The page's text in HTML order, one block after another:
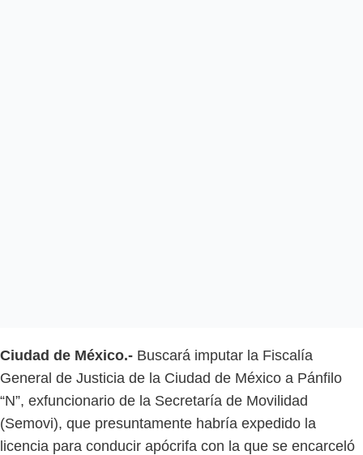
Ciudad de México.- Buscará imputar la Fiscalía
General de Justicia de la Ciudad de México a Pánfilo
“N”, exfuncionario de la Secretaría de Movilidad
(Semovi), que presuntamente habría expedido la
licencia para conducir apócrifa con la que se encarceló